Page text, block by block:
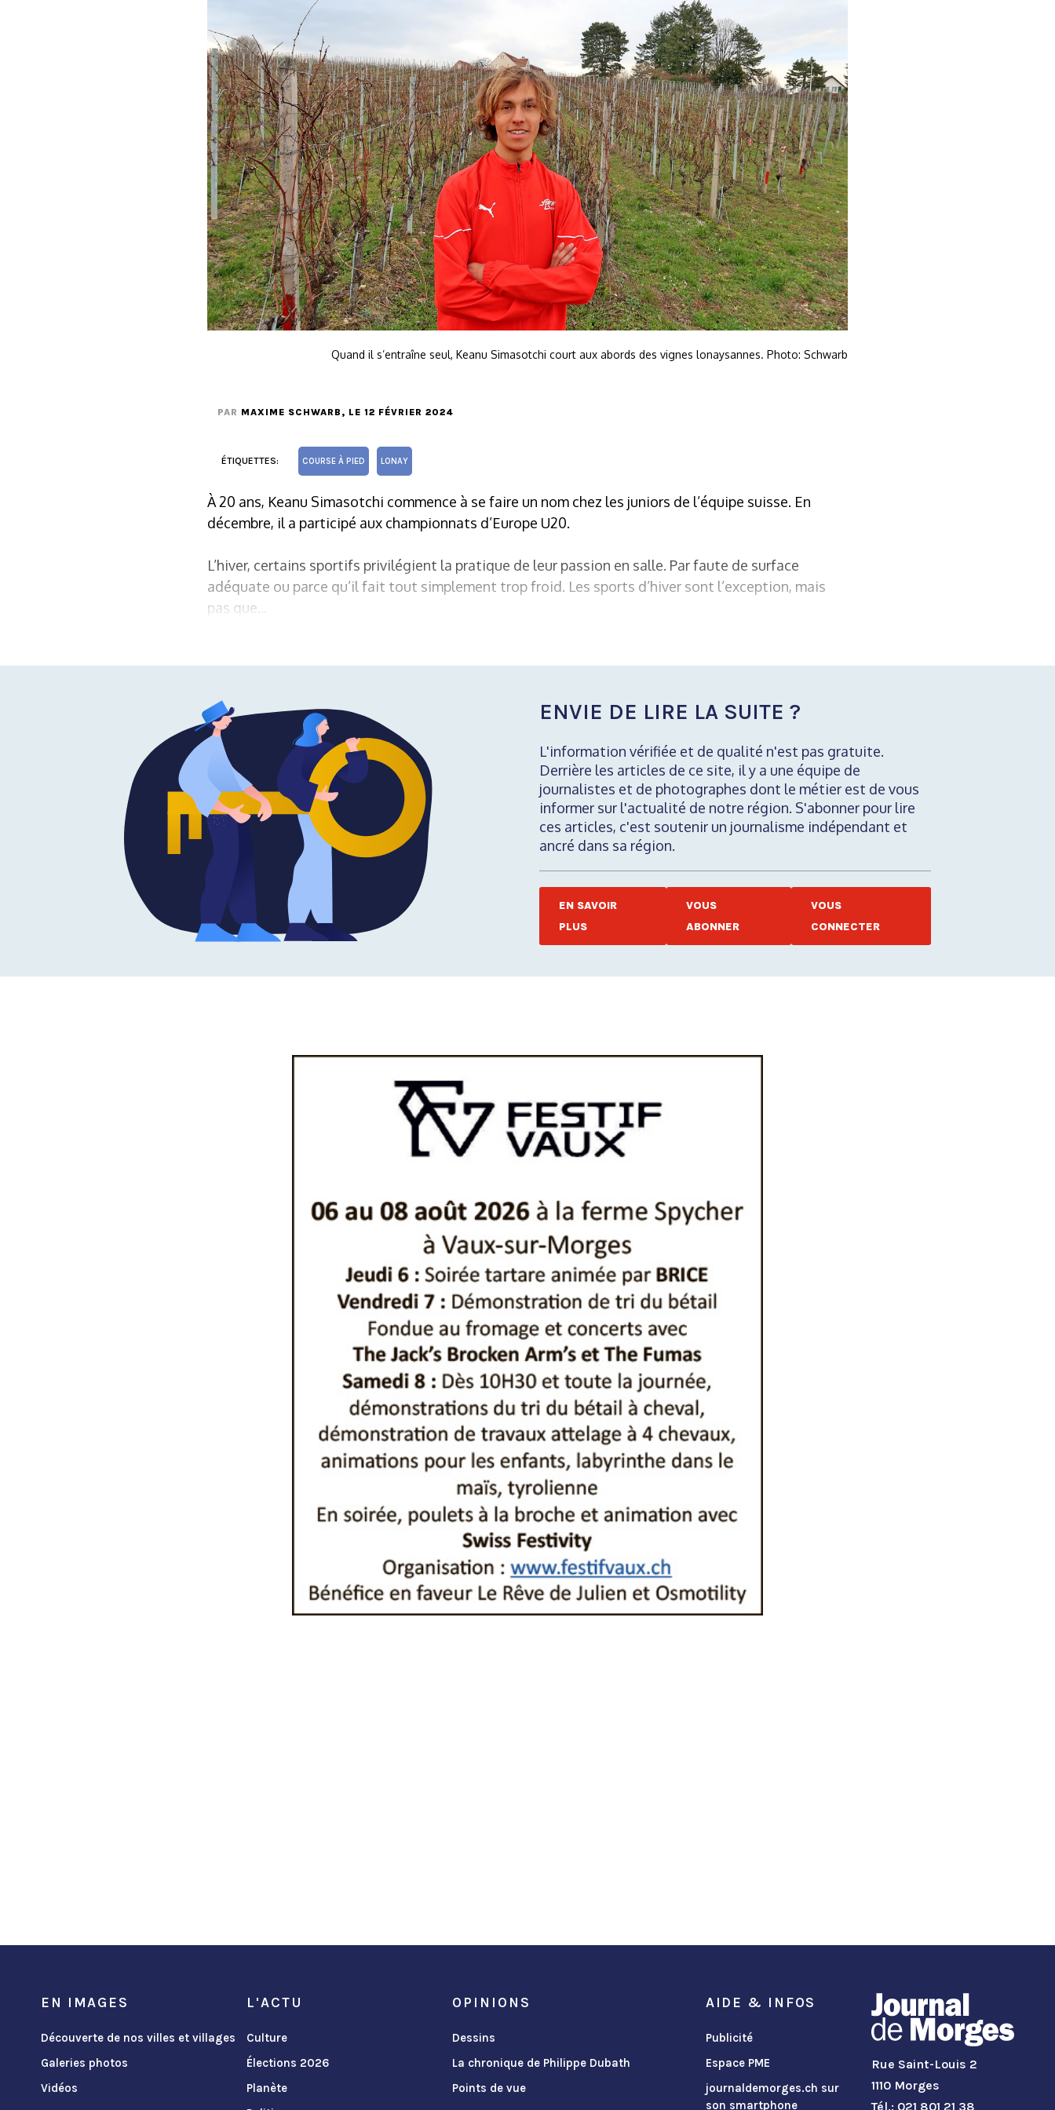
Quand il s’entraîne seul, Keanu Simasotchi court aux abords des vignes lonaysannes. Photo: Schwarb
PAR MAXIME SCHWARB , LE 12 FÉVRIER 2024
ÉTIQUETTES: COURSE À PIED LONAY
À 20 ans, Keanu Simasotchi commence à se faire un nom chez les juniors de l’équipe suisse. En
décembre, il a participé aux championnats d’Europe U20.
L’hiver, certains sportifs privilégient la pratique de leur passion en salle. Par faute de surface
adéquate ou parce qu’il fait tout simplement trop froid. Les sports d’hiver sont l’exception, mais
pas que...
ENVIE DE LIRE LA SUITE ?
L'information vérifiée et de qualité n'est pas gratuite.
Derrière les articles de ce site, il y a une équipe de
journalistes et de photographes dont le métier est de vous
informer sur l'actualité de notre région. S'abonner pour lire
ces articles, c'est soutenir un journalisme indépendant et
ancré dans sa région.
EN SAVOIR
PLUS
VOUS
ABONNER
VOUS
CONNECTER
EN IMAGES
Découverte de nos villes et villages
Galeries photos
Vidéos
L'ACTU
Culture
Élections 2026
Planète
OPINIONS
Dessins
La chronique de Philippe Dubath
Points de vue
AIDE & INFOS
Publicité
Espace PME
journaldemorges.ch sur
son smartphone
Rue Saint-Louis 2
1110 Morges
Tél.: 021 801 21 38